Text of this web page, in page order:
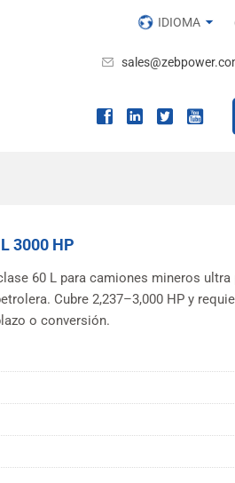
IDIOMA
3000 HP
60 L para camiones mineros ultra
Cubre 2,237–3,000 HP y
o conversión.